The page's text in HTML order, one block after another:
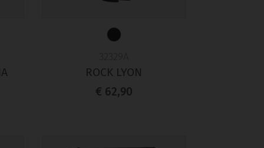
ROCK LYON
€ 62,90